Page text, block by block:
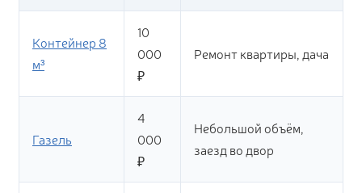
Контейнер 8
м³
10
000
₽
Ремонт квартиры, дача
Газель
4
000
₽
Небольшой объём,
заезд во двор